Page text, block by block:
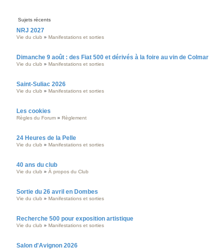
Sujets récents
NRJ 2027
Vie du club » Manifestations et sorties
Dimanche 9 août : des Fiat 500 et dérivés à la foire au vin de Colmar
Vie du club » Manifestations et sorties
Saint-Suliac 2026
Vie du club » Manifestations et sorties
Les cookies
Règles du Forum » Règlement
24 Heures de la Pelle
Vie du club » Manifestations et sorties
40 ans du club
Vie du club » À propos du Club
Sortie du 26 avril en Dombes
Vie du club » Manifestations et sorties
Recherche 500 pour exposition artistique
Vie du club » Manifestations et sorties
Salon d'Avignon 2026